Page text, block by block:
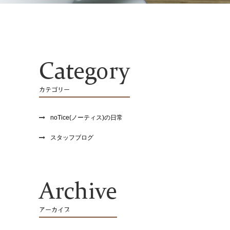
Category
カテゴリー
noTice(ノーティス)の日常
スタッフブログ
Archive
アーカイブ